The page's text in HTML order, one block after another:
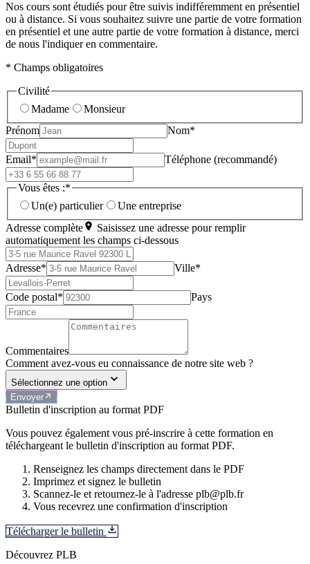
Nos cours sont étudiés pour être suivis indifféremment en présentiel
ou à distance. Si vous souhaitez suivre une partie de votre formation
en présentiel et une autre partie de votre formation à distance, merci
de nous l'indiquer en commentaire.
* Champs obligatoires
Civilité
Madame
Monsieur
Prénom
Nom*
Email* Téléphone (recommandé)
Vous êtes :*
Un(e) particulier
Une entreprise
Adresse complète
Saisissez une adresse pour remplir
automatiquement les champs ci-dessous
Adresse* Ville*
Code postal* Pays
Commentaires
Comment avez-vous eu connaissance de notre site web ?
Sélectionnez une option
Envoyer
Bulletin d'inscription au format PDF
Vous pouvez également vous pré-inscrire à cette formation en
téléchargeant le bulletin d'inscription au format PDF.
Renseignez les champs directement dans le PDF
Imprimez et signez le bulletin
Scannez-le et retournez-le à l'adresse plb@plb.fr
Vous recevrez une confirmation d'inscription
Télécharger le bulletin
Découvrez PLB